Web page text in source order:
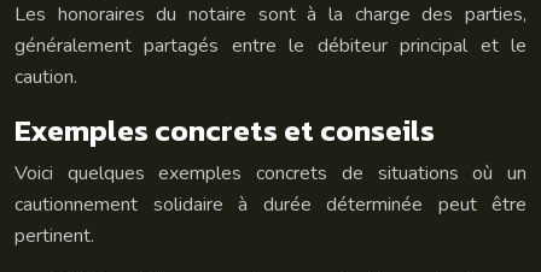
Les honoraires du notaire sont à la charge des parties,
généralement partagés entre le débiteur principal et le
caution.
Exemples concrets et conseils
Voici quelques exemples concrets de situations où un
cautionnement solidaire à durée déterminée peut être
pertinent.